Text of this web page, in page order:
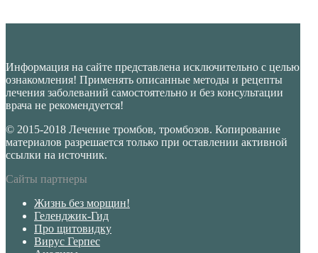
Информация на сайте представлена исключительно с целью
ознакомления! Применять описанные методы и рецепты
лечения заболеваний самостоятельно и без консультации
врача не рекомендуется!
© 2015-2018 Лечение тромбов, тромбозов. Копирование
материалов разрешается только при оставлении активной
ссылки на источник.
Сайты партнеры
Жизнь без морщин!
Геленджик-Гид
Про щитовидку
Вирус Герпес